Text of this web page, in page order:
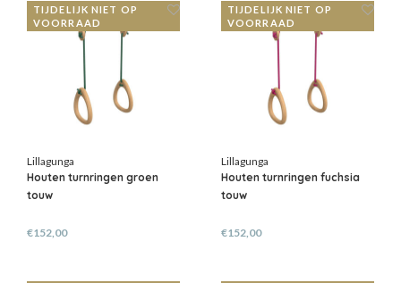
TIJDELIJK NIET OP
VOORRAAD
Lillagunga
Houten turnringen groen
touw
€152,00
TIJDELIJK NIET OP
VOORRAAD
Lillagunga
Houten turnringen fuchsia
touw
€152,00